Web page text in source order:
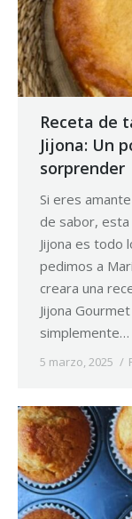
Receta de
Jijona: Un
sorprender
Si eres
de sabor,
Jijona es todo
pedimos a
creara una
Jijona
simplemente…
5 marzo, 2025